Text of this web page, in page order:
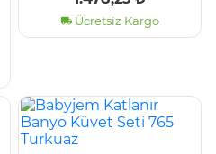
Ücretsiz Kargo